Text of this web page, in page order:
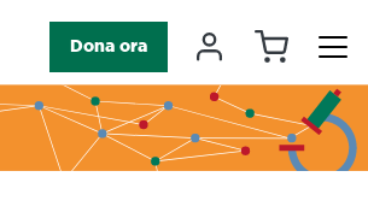
principale
Dona ora Il mioCarrello